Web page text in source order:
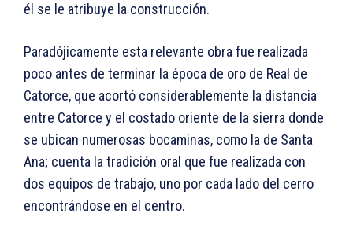
él se le atribuye la construcción.
Paradójicamente esta relevante obra fue realizada
poco antes de terminar la época de oro de Real de
Catorce, que acortó considerablemente la distancia
entre Catorce y el costado oriente de la sierra donde
se ubican numerosas bocaminas, como la de Santa
Ana; cuenta la tradición oral que fue realizada con
dos equipos de trabajo, uno por cada lado del cerro
encontrándose en el centro.